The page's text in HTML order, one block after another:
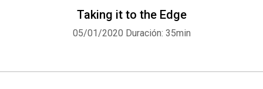
Taking it to the Edge
05/01/2020 Duración: 35min